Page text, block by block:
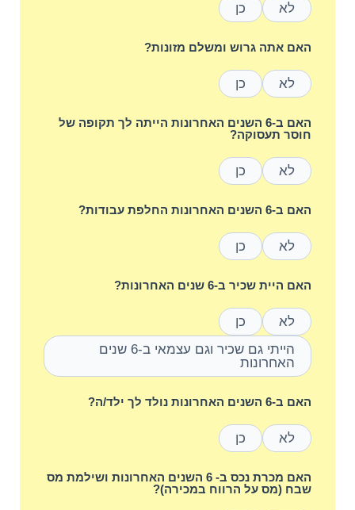
לא כן
האם אתה גרוש ומשלם מזונות?
לא כן
האם ב-6 השנים האחרונות הייתה לך תקופה של
חוסר תעסוקה?
לא כן
האם ב-6 השנים האחרונות החלפת עבודות?
לא כן
האם היית שכיר ב-6 שנים האחרונות?
לא
כן
הייתי גם שכיר וגם עצמאי ב-6 שנים
האחרונות
האם ב-6 השנים האחרונות נולד לך ילד/ה?
לא כן
האם מכרת נכס ב- 6 השנים האחרונות ושילמת מס
שבח (מס על הרווח במכירה)?